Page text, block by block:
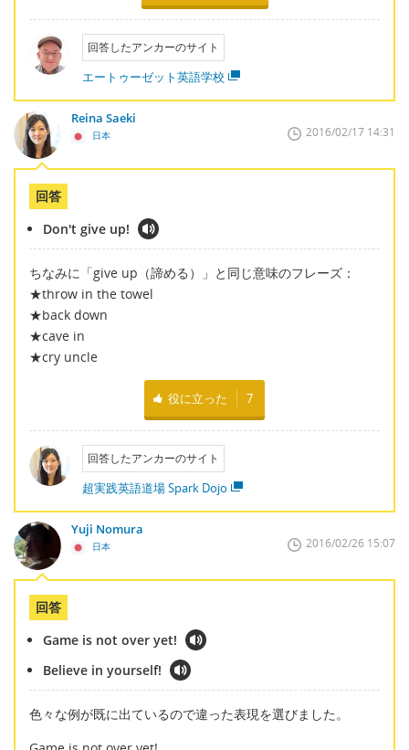
回答したアンカーのサイト
エートゥーゼット英語学校
Reina Saeki
日本 2016/02/17 14:31
回答
Don't give up!
ちなみに「give up（諦める）」と同じ意味のフレーズ：
★throw in the towel
★back down
★cave in
★cry uncle
役に立った 7
回答したアンカーのサイト
超実践英語道場 Spark Dojo
Yuji Nomura
日本 2016/02/26 15:07
回答
Game is not over yet!
Believe in yourself!
色々な例が既に出ているので違った表現を選びました。